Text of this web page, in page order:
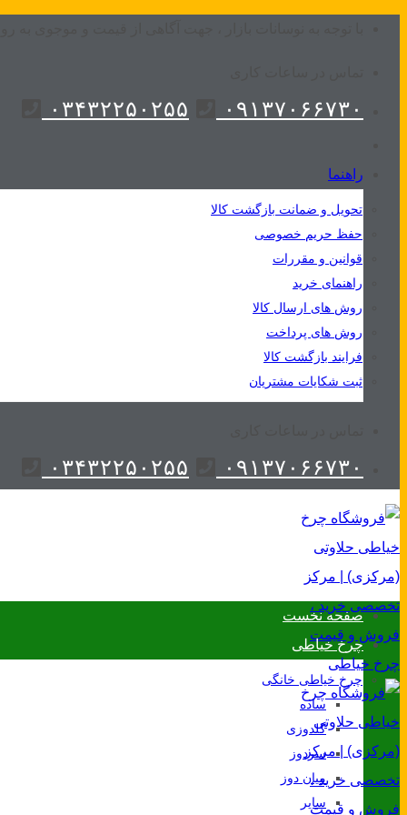
۰۹۱۳۷۰۶۶۷۳۰ ۰۳۴۳۲۲۵۰۲۵۵
راهنما
تحویل و ضمانت بازگشت کالا
حفظ حریم خصوصی
قوانین و مقررات
راهنمای خرید
روش های ارسال کالا
روش های پرداخت
فرایند بازگشت کالا
ثبت شکایات مشتریان
۰۹۱۳۷۰۶۶۷۳۰ ۰۳۴۳۲۲۵۰۲۵۵
صفحه نخست
چرخ خیاطی
چرخ خیاطی خانگی
ساده
گلدوزی
سردوز
میان دوز
سایر